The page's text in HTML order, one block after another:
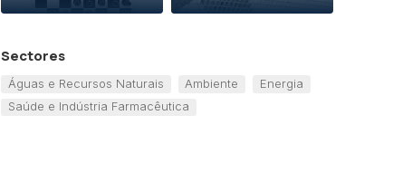
Sectores
Águas e Recursos Naturais Ambiente
Energia
Saúde e Indústria Farmacêutica